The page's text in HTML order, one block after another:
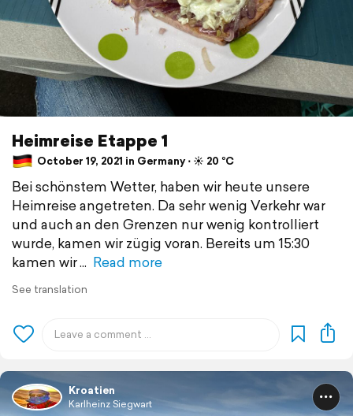
Heimreise Etappe 1
October 19, 2021 in Germany ⋅ ☀️ 20 °C
Bei schönstem Wetter, haben wir heute unsere
Heimreise angetreten. Da sehr wenig Verkehr war
und auch an den Grenzen nur wenig kontrolliert
wurde, kamen wir zügig voran. Bereits um 15:30
kamen wir
Read more
See translation
Kroatien
Karlheinz Siegwart